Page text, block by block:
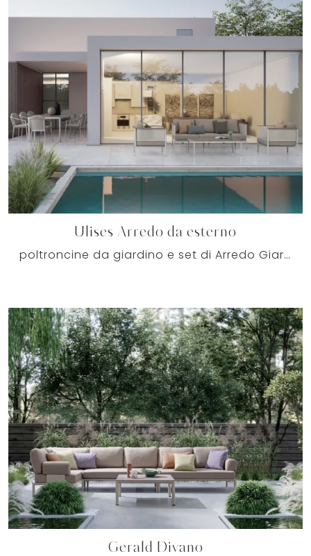
Ulises Arredo da esterno
poltroncine da giardino e set di Arredo Giardino dei migliori brand: scopri di più sul modello Ulises Arredo da esterno di Bizzotto, clicca subito!
Gerald Divano